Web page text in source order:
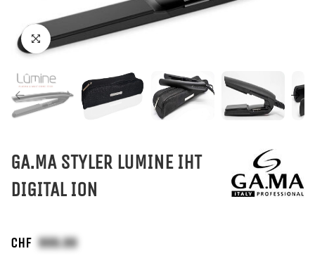
GA.MA STYLER LUMINE IHT
DIGITAL ION
CHF